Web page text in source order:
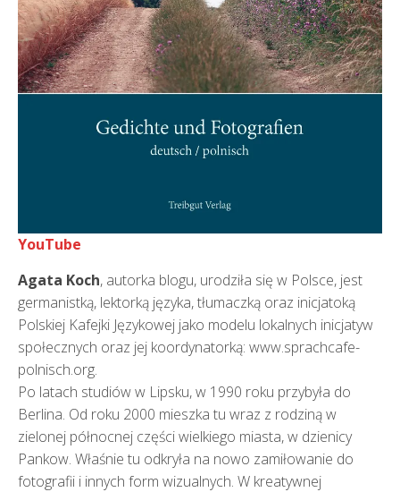
YouTube
Agata Koch, autorka blogu, urodziła się w Polsce, jest
germanistką, lektorką języka, tłumaczką oraz inicjatoką
Polskiej Kafejki Językowej jako modelu lokalnych inicjatyw
społecznych oraz jej koordynatorką: www.sprachcafe-
polnisch.org.
Po latach studiów w Lipsku, w 1990 roku przybyła do
Berlina. Od roku 2000 mieszka tu wraz z rodziną w
zielonej północnej części wielkiego miasta, w dzienicy
Pankow. Właśnie tu odkryła na nowo zamiłowanie do
fotografii i innych form wizualnych. W kreatywnej